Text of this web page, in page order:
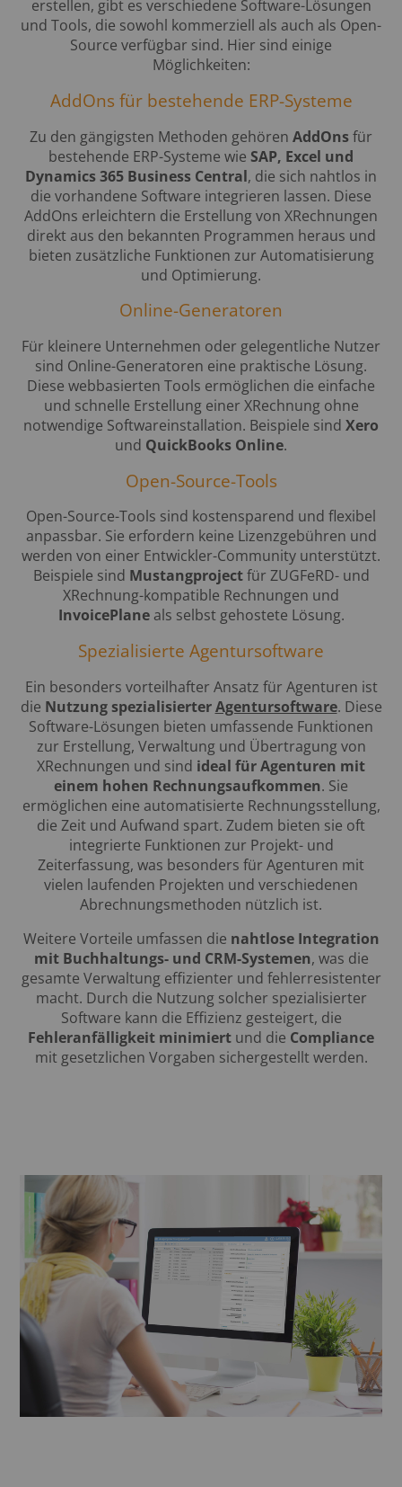
erstellen, gibt es verschiedene Software-Lösungen
und Tools, die sowohl kommerziell als auch als Open-
Source verfügbar sind. Hier sind einige
Möglichkeiten:
AddOns für bestehende ERP-Systeme
Zu den gängigsten Methoden gehören AddOnsfür
bestehende ERP-Systeme wie SAP, Excel und
Dynamics 365 Business Central, die sich nahtlos in
die vorhandene Software integrieren lassen. Diese
AddOns erleichtern die Erstellung von XRechnungen
direkt aus den bekannten Programmen heraus und
bieten zusätzliche Funktionen zur Automatisierung
und Optimierung.
Online-Generatoren
Für kleinere Unternehmen oder gelegentliche Nutzer
sind Online-Generatoren eine praktische Lösung.
Diese webbasierten Tools ermöglichen die einfache
und schnelle Erstellung einer XRechnung ohne
notwendige Softwareinstallation. Beispiele sind Xero
und QuickBooks Online.
Open-Source-Tools
Open-Source-Tools sind kostensparend und flexibel
anpassbar. Sie erfordern keine Lizenzgebühren und
werden von einer Entwickler-Community unterstützt.
Beispiele sind Mustangprojectfür ZUGFeRD- und
XRechnung-kompatible Rechnungen und
InvoicePlaneals selbst gehostete Lösung.
Spezialisierte Agentursoftware
Ein besonders vorteilhafter Ansatz für Agenturen ist
die Nutzung spezialisierterAgentursoftware. Diese
Software-Lösungen bieten umfassende Funktionen
zur Erstellung, Verwaltung und Übertragung von
XRechnungen und sind ideal für Agenturen mit
einem hohen Rechnungsaufkommen. Sie
ermöglichen eine automatisierte Rechnungsstellung,
die Zeit und Aufwand spart. Zudem bieten sie oft
integrierte Funktionen zur Projekt- und
Zeiterfassung, was besonders für Agenturen mit
vielen laufenden Projekten und verschiedenen
Abrechnungsmethoden nützlich ist.
Weitere Vorteile umfassen die nahtlose Integration
mit Buchhaltungs- und CRM-Systemen, was die
gesamte Verwaltung effizienter und fehlerresistenter
macht. Durch die Nutzung solcher spezialisierter
Software kann die Effizienz gesteigert, die
Fehleranfälligkeit minimiert und die Compliance
mit gesetzlichen Vorgaben sichergestellt werden.